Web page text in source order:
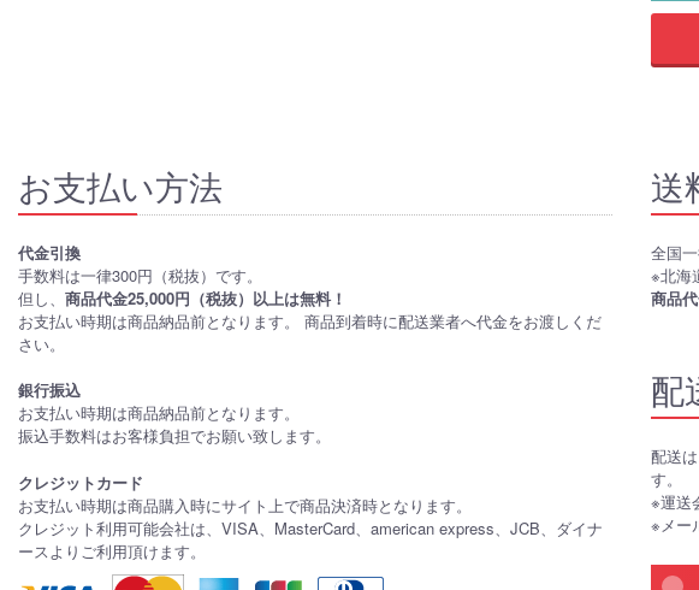
お支払い方法
代金引換
手数料は一律300円（税抜）です。
但し、 商品代金25,000円（税抜）以上は無料！
お支払い時期は商品納品前となります。 商品到着時に配送業者へ代金をお渡しくだ
さい。
銀行振込
お支払い時期は商品納品前となります。
振込手数料はお客様負担でお願い致します。
クレジットカード
お支払い時期は商品購入時にサイト上で商品決済時となります。
クレジット利用可能会社は、VISA、MasterCard、american express、JCB、ダイナ
ースよりご利用頂けます。
送
全国
※北海
商品
配
配送
す。
※運送
※メー